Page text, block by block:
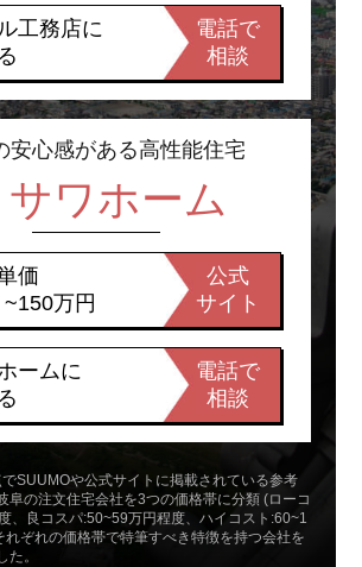
工務店に
電話で
相談
安心感がある高性能住宅
サワホーム
価
万円
公式
サイト
ームに
電話で
相談
SUUMOや公式サイトに掲載されている参考
阜の注文住宅会社を3つの価格帯に分類 (ローコ
、良コスパ:50~59万円程度、ハイコスト:60~1
れぞれの価格帯で特筆すべき特徴を持つ会社を
。